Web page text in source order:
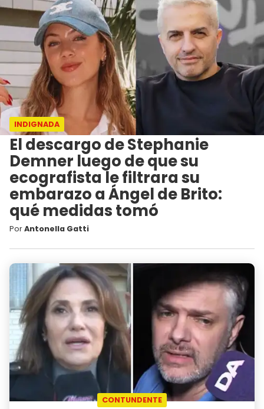
INDIGNADA
El descargo de Stephanie
Demner luego de que su
ecografista le filtrara su
embarazo a Ángel de Brito:
qué medidas tomó
PorAntonella Gatti
CONTUNDENTE